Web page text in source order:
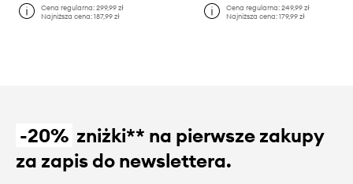
Cena regularna:299,99 zł
Najniższa cena:187,99 zł
Cena regularna: 249,99 zł
Najniższa cena: 179,99 zł
-20% zniżki** na pierwsze zakupy
za zapis do newslettera.